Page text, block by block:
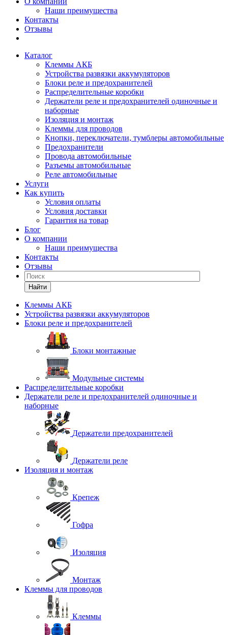
Наши преимущества
Контакты
Отзывы
Каталог
Клеммы АКБ
Устройства развязки аккумуляторов
Блоки реле и предохранителей
Распределительные коробки
Держатели реле и предохранителей одиночные и
наборные
Изоляция и монтаж
Клеммы для проводов
Кнопки, переключатели, тумблеры автомобильные
Предохранители
Провода автомобильные
Разъемы автомобильные
Реле автомобильные
Услуги
Как купить
Условия оплаты
Условия доставки
Гарантия на товар
Блог
О компании
Наши преимущества
Контакты
Отзывы
Найти
Клеммы АКБ
Устройства развязки аккумуляторов
Блоки реле и предохранителей
Блоки монтажные
Модульные системы
Распределительные коробки
Держатели реле и предохранителей одиночные и
наборные
Держатели предохранителей
Держатели реле
Изоляция и монтаж
Крепеж
Гофра
Изоляция
Монтаж
Клеммы для проводов
Клеммы